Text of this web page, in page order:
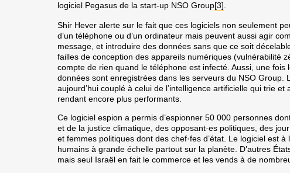
logiciel Pegasus de la start-up NSO Group[3]
Shir Hever alerte sur le fait que ces logiciels non seulement
d’un téléphone ou d’un ordinateur mais peuvent aussi agir
message, et introduire des données sans que ce soit
failles de conception des appareils numériques (vulnérabilité
compte de rien quand le téléphone est infecté. Aussi, une fois
données sont enregistrées dans les serveurs du NSO Group.
aujourd’hui couplé à celui de l’intelligence artificielle qui trie et
rendant encore plus performants.
Ce logiciel espion a permis d’espionner 50 000 personnes
et de la justice climatique, des opposant·es politiques, des
et femmes politiques dont des chef·fes d’état. Le logiciel est à
humains à grande échelle partout sur la planète. D’autres
mais seul Israël en fait le commerce et les vends à de